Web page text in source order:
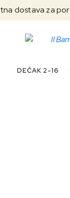
dostava za
DEČAK 2-16